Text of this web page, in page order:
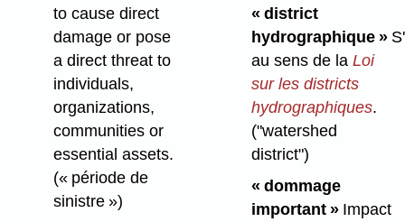
to cause direct
damage or pose
a direct threat to
individuals,
organizations,
communities or
essential assets.
(« période de
sinistre »)
« district
hydrographique »
au sens de la Loi
sur les districts
hydrographiques.
("watershed
district")
« dommage
important »Impact